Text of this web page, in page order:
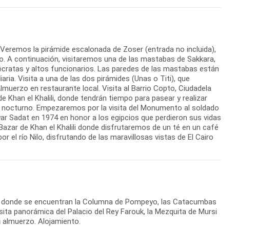
la pirámide escalonada de Zoser (entrada no incluida),
A continuación, visitaremos una de las mastabas de Sakkara,
y altos funcionarios. Las paredes de las mastabas están
Visita a una de las dos pirámides (Unas o Titi), que
en restaurante local. Visita al Barrio Copto, Ciudadela
Khan el Khalili, donde tendrán tiempo para pasear y realizar
Empezaremos por la visita del Monumento al soldado
Sadat en 1974 en honor a los egipcios que perdieron sus vidas
de Khan el Khalili donde disfrutaremos de un té en un café
el río Nilo, disfrutando de las maravillosas vistas de El Cairo
se encuentran la Columna de Pompeyo, las Catacumbas
panorámica del Palacio del Rey Farouk, la Mezquita de Mursi
Alojamiento.